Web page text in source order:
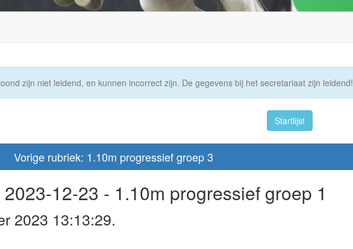
zijn niet leidend, en kunnen incorrect zijn. De gegevens bij het secretariaat zijn leidend!
Startlijst
Vorige rubriek: 1.10m progressief groep 3
12-23 - 1.10m progressief groep 1
2023 13:13:29.